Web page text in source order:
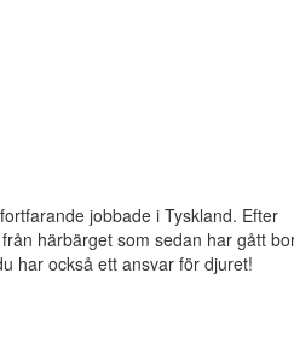
jobbade i Tyskland. Efter
härbärget som sedan har gått
har också ett ansvar för djuret!